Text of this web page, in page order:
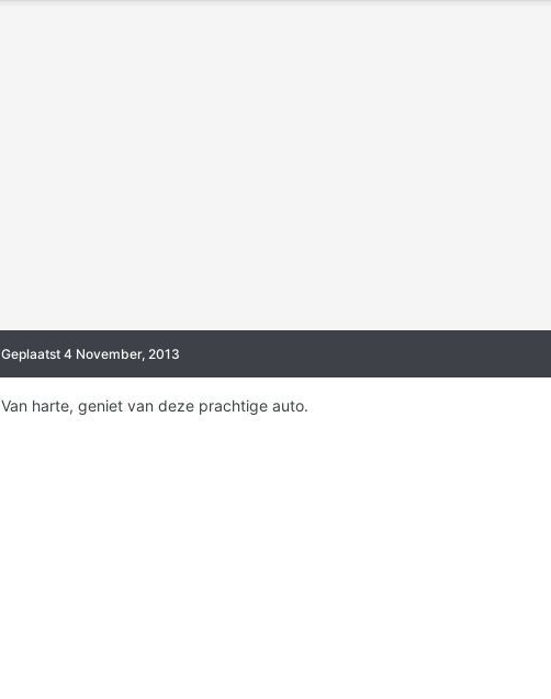
Geplaatst 4 November, 2013
Van harte, geniet van deze prachtige auto.